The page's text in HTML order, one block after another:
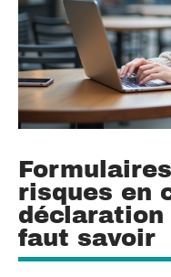
risques en
déclaration
faut savoir